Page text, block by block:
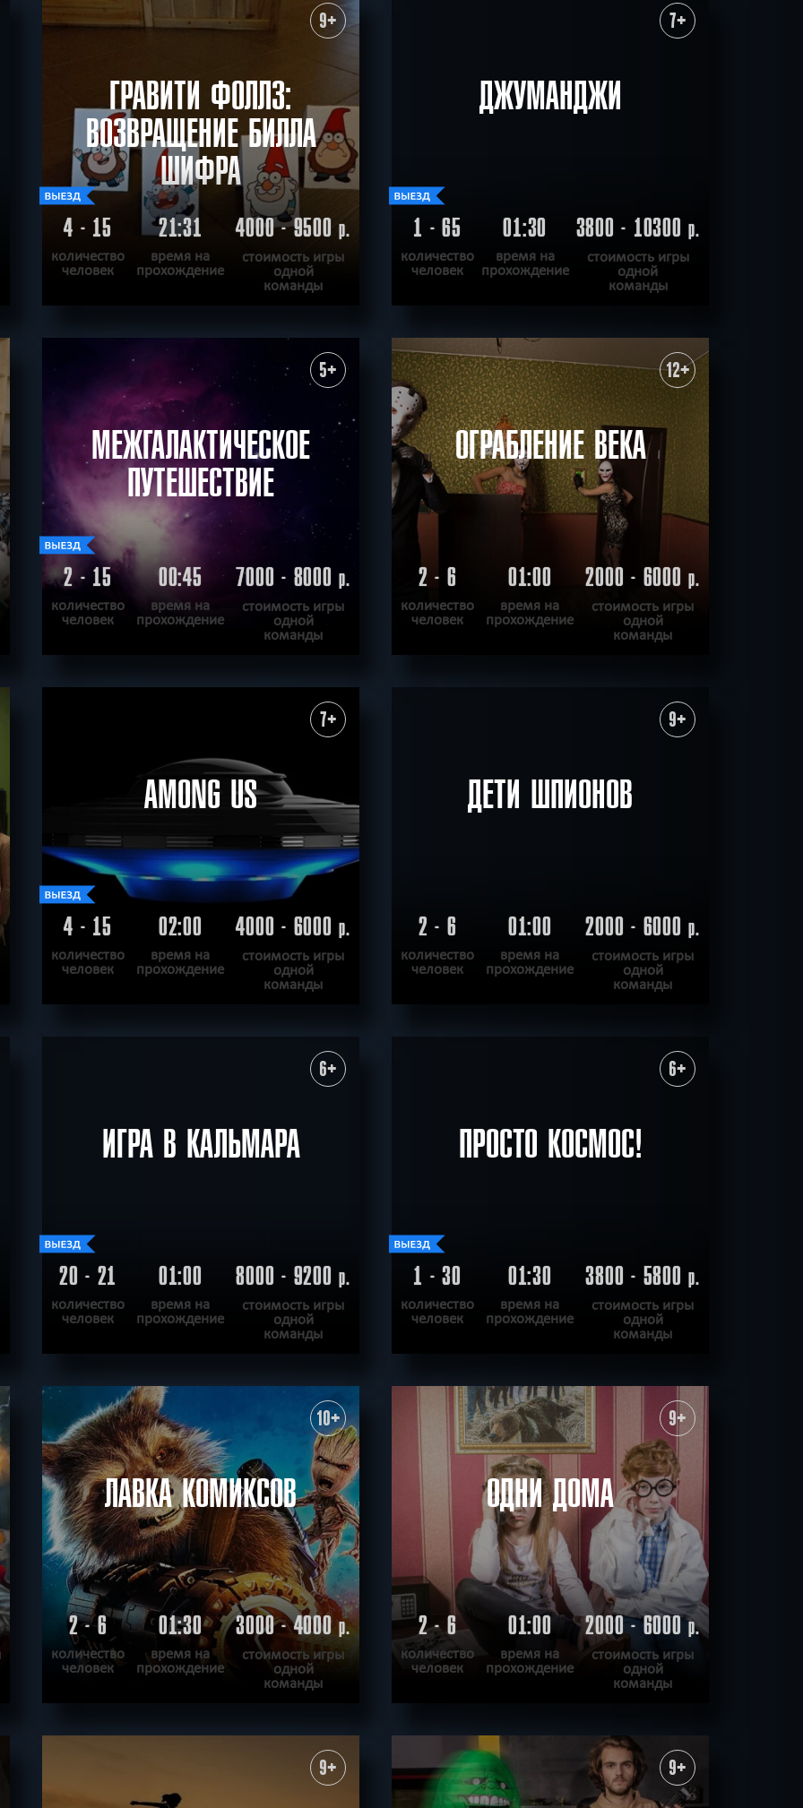
ХОЧУ ПРОЙТИ КВЕСТ ПРОЙДЕН 9+
ГРАВИТИ ФОЛЛЗ:
ВОЗВРАЩЕНИЕ БИЛЛА
ШИФРА
4 - 15
количество
человек
21:31
время на
прохождение
4000 - 9500р.
стоимость игры
одной
команды
ХОЧУ ПРОЙТИ
7+
ДЖУМАНДЖИ
1 - 65
количество
человек
01:30
время на
прохождение
3800 - 10300р.
стоимость игры
одной
команды
ХОЧУ ПРОЙТИ | КВЕСТ ПРОЙДЕН
5+
МЕЖГАЛАКТИЧЕСКОЕ
ПУТЕШЕСТВИЕ
2 - 15
количество
человек
00:45
время на
прохождение
7000 - 8000р.
стоимость игры
одной
команды
12+
ОГРАБЛЕНИЕ ВЕКА
2 - 6
количество
человек
01:00
время на
прохождение
2000 - 6000р.
стоимость игры
одной
команды
7+
AMONG US
4 - 15
количество
человек
02:00
время на
прохождение
4000 - 6000р.
стоимость игры
одной
команды
9+
ДЕТИ ШПИОНОВ
2 - 6
количество
человек
01:00
время на
прохождение
2000 - 6000р.
стоимость игры
одной
команды
6+
ИГРА В КАЛЬМАРА
20 - 21
количество
человек
01:00
время на
прохождение
8000 - 9200р.
стоимость игры
одной
команды
ХОЧУ ПРОЙТИ
6+
ПРОСТО КОСМОС!
1 - 30
количество
человек
01:30
время на
прохождение
3800 - 5800р.
стоимость игры
одной
команды
ХОЧУ ПРОЙТИ | КВЕСТ ПРОЙДЕН
10+
ЛАВКА КОМИКСОВ
2 - 6
количество
человек
01:30
время на
прохождение
3000 - 4000р.
стоимость игры
одной
команды
9+
ОДНИ ДОМА
2 - 6
количество
человек
01:00
время на
прохождение
2000 - 6000р.
стоимость игры
одной
команды
ХОЧУ ПРОЙТИ КВЕСТ ПРОЙДЕН
9+ 9+